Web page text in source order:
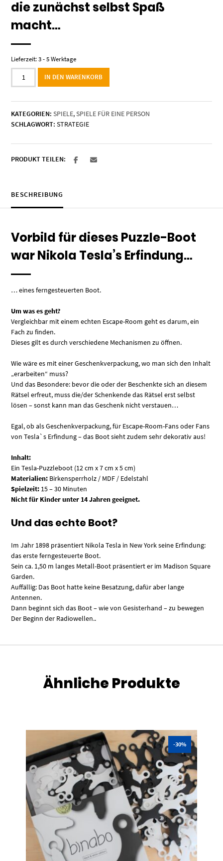
die zunächst selbst Spaß
macht…
Lieferzeit:3 - 5 Werktage
Tesla's
Boot
IN DEN WARENKORB
KATEGORIEN: SPIELE,SPIELE FÜR EINE PERSON
SCHLAGWORT: STRATEGIE
PRODUKT TEILEN:
BESCHREIBUNG
Vorbild für dieses Puzzle-Boot
warNikola Tesla’s Erfindung…
… eines ferngesteuerten Boot.
Um was es geht?
Vergleichbar mit einem echten Escape-Room geht es darum, ein
Fach zu finden.
Dieses gilt es durch verschiedene Mechanismen zu öffnen.
Wie wäre es mit einer Geschenkverpackung, wo man sich den Inhalt
„erarbeiten“ muss?
Und das Besondere: bevor die oder der Beschenkte sich an diesem
Rätsel erfreut, muss die/der Schenkende das Rätsel erst selbst
lösen – sonst kann man das Geschenk nicht verstauen…
Egal, ob als Geschenkverpackung, für Escape-Room-Fans oder Fans
von Tesla`s Erfindung – das Boot sieht zudem sehr dekorativ aus!
Inhalt:
Ein Tesla-Puzzleboot (12 cm x 7 cm x 5 cm)
Materialien: Birkensperrholz / MDF / Edelstahl
Spielzeit: 15 – 30 Minuten
Nicht für Kinder unter 14 Jahren geeignet.
Und das echte Boot?
Im Jahr 1898 präsentiert Nikola Tesla in New York seine Erfindung:
das erste ferngesteuerte Boot.
Sein ca. 1,50 m langes Metall-Boot präsentiert er im Madison Square
Garden.
Auffällig: Das Boot hatte keine Besatzung, dafür aber lange
Antennen.
Dann beginnt sich das Boot – wie von Gesisterhand – zu bewegen
Der Beginn der Radiowellen..
Ähnliche Produkte
-30%